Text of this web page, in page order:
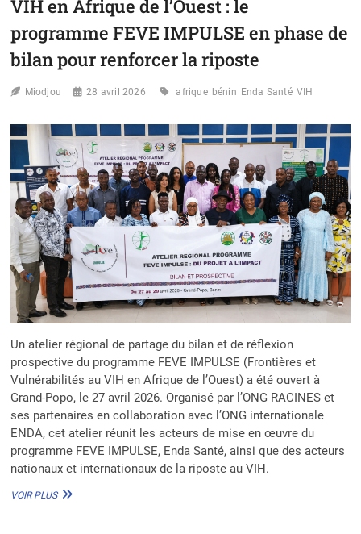
VIH en Afrique de l’Ouest : le
programme FEVE IMPULSE en phase de
bilan pour renforcer la riposte
Miodjou 28 avril 2026 afrique bénin Enda Santé VIH
Un atelier régional de partage du bilan et de réflexion
prospective du programme FEVE IMPULSE (Frontières et
Vulnérabilités au VIH en Afrique de l’Ouest) a été ouvert à
Grand-Popo, le 27 avril 2026. Organisé par l’ONG RACINES et
ses partenaires en collaboration avec l’ONG internationale
ENDA, cet atelier réunit les acteurs de mise en œuvre du
programme FEVE IMPULSE, Enda Santé, ainsi que des acteurs
nationaux et internationaux de la riposte au VIH.
VOIR PLUSVIH